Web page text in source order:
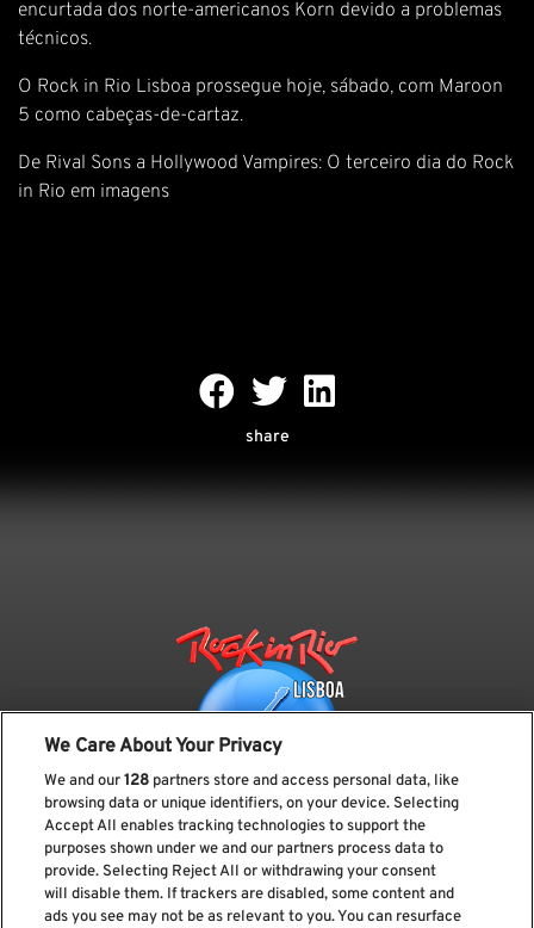
encurtada dos norte-americanos Korn devido a problemas
técnicos.
O Rock in Rio Lisboa prossegue hoje, sábado, com Maroon
5 como cabeças-de-cartaz.
De Rival Sons a Hollywood Vampires: O terceiro dia do Rock
in Rio em imagens
share
Subscreve a nossa newsletter
We Care About Your Privacy
We and our128 partners store and access personal data, like
browsing data or unique identifiers, on your device. Selecting
Accept All enables tracking technologies to support the
purposes shown under we and our partners process data to
provide. Selecting Reject All or withdrawing your consent
will disable them. If trackers are disabled, some content and
ads you see may not be as relevant to you. You can resurface